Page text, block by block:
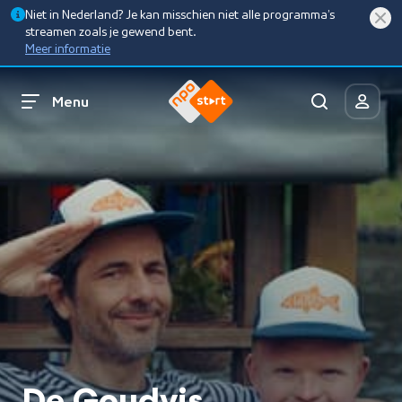
Niet in Nederland? Je kan misschien niet alle programma’s
streamen zoals je gewend bent.
Meer informatie
Menu